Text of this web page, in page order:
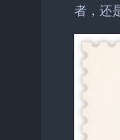
者，还